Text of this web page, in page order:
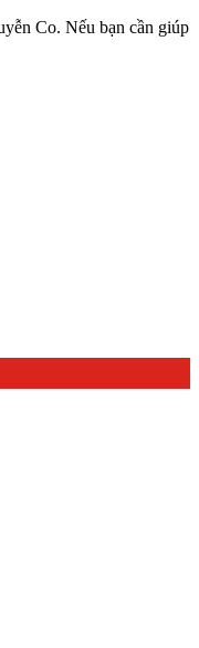
bạn cần giúp đỡ hãy